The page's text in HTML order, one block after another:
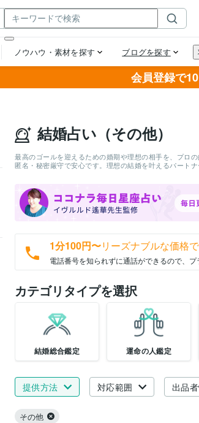
会員登録で
結婚占い（その他）
最高のゴールを迎えるための婚期や理想の相手を、プロ
匿名・秘密厳守で安心です。理想の結婚を叶えるパート
1分100円〜リーズナブルな価格
電話番号を知られずに通話ができるので、
カテゴリタイプを選択
結婚総合鑑定 運命の人鑑定
提供方法 対応範囲 出品
その他